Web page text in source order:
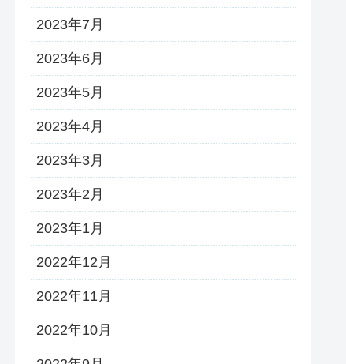
2023年7月
2023年6月
2023年5月
2023年4月
2023年3月
2023年2月
2023年1月
2022年12月
2022年11月
2022年10月